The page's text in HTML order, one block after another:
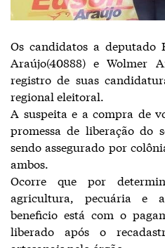
Os candidatos a deputado
Araújo(40888) e Wolmer
registro de suas
regional eleitoral.
A suspeita e a compra de
promessa de liberação do
sendo assegurado por
ambos.
Ocorre que por
agricultura, pecuária e
beneficio está com o
liberado após o